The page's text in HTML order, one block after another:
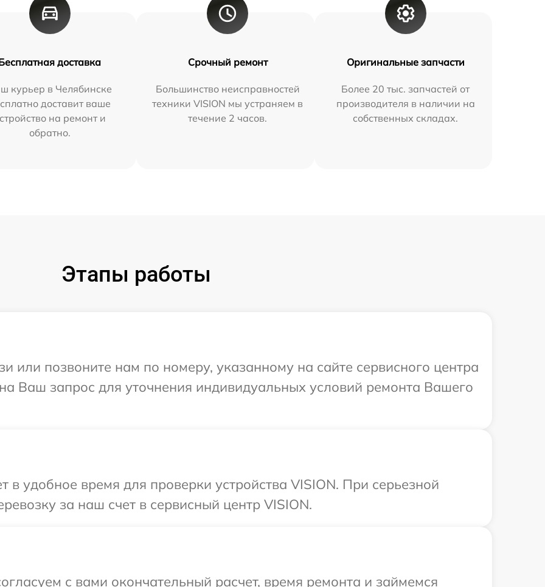
доставка
курьер в Челябинске
доставит ваше
на ремонт и
обратно.
Срочный ремонт
Большинство неисправностей
техники VISION мы устраняем в
течение 2 часов.
Оригинальные запчасти
Более 20 тыс. запчастей от
производителя в наличии на
собственных складах.
Этапы работы
или позвоните нам по номеру, указанному на сайте сервисного центра
Ваш запрос для уточнения индивидуальных условий ремонта Вашего
удобное время для проверки устройства VISION. При серьезной
за наш счет в сервисный центр VISION.
с вами окончательный расчет, время ремонта и займемся